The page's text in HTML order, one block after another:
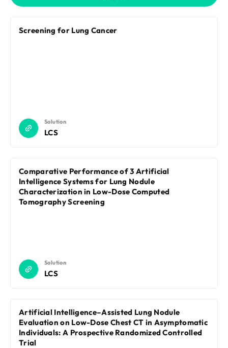
Screening for Lung Cancer
Solution
LCS
Comparative Performance of 3 Artificial
Intelligence Systems for Lung Nodule
Characterization in Low-Dose Computed
Tomography Screening
Solution
LCS
Artificial Intelligence–Assisted Lung Nodule
Evaluation on Low-Dose Chest CT in Asymptomatic
Individuals: A Prospective Randomized Controlled
Trial